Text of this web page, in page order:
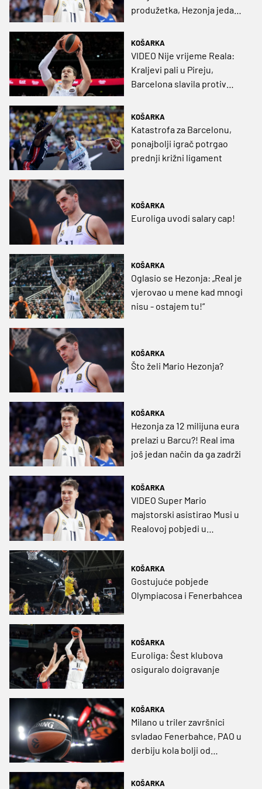
produžetka, Hezonja jedan
KOŠARKA
VIDEO Nije vrijeme Reala:
Kraljevi pali u Pireju,
Barcelona slavila protiv
KOŠARKA
Katastrofa za Barcelonu,
ponajbolji igrač potrgao
prednji križni ligament
KOŠARKA
Euroliga uvodi salary cap!
KOŠARKA
Oglasio se Hezonja: „Real je
vjerovao u mene kad mnogi
nisu - ostajem tu!“
KOŠARKA
Što želi Mario Hezonja?
KOŠARKA
Hezonja za 12 milijuna eura
prelazi u Barcu?! Real ima
još jedan način da ga zadrži
KOŠARKA
VIDEO Super Mario
majstorski asistirao Musi u
Realovoj pobjedi u
KOŠARKA
Gostujuće pobjede
Olympiacosa i Fenerbahcea
KOŠARKA
Euroliga: Šest klubova
osiguralo doigravanje
KOŠARKA
Milano u triler završnici
svladao Fenerbahce, PAO u
derbiju kola bolji od
KOŠARKA